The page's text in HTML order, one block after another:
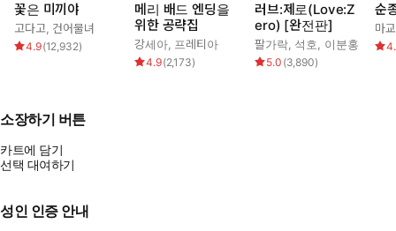
꽃은 미끼야
고다고, 건어물녀
4.9(12,932)
메리 배드 엔딩을
위한 공략집
강세아, 프레티아
4.9(2,173)
러브:제로(Love:Z
ero) [완전판]
팔가락, 석호, 이분홍
5.0 (3,890)
순
마
소장하기 버튼
카트에 담기
선택 대여하기
성인 인증 안내